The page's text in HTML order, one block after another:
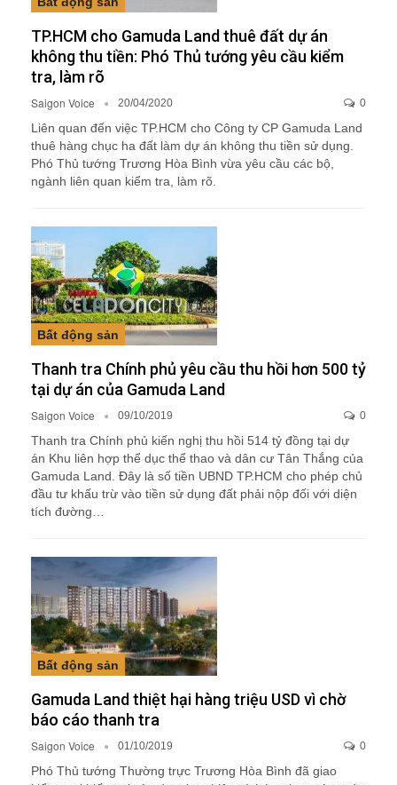
TP.HCM cho Gamuda Land thuê đất dự án
không thu tiền: Phó Thủ tướng yêu cầu kiểm
tra, làm rõ
Saigon Voice 20/04/2020 0
Liên quan đến việc TP.HCM cho Công ty CP Gamuda Land
thuê hàng chục ha đất làm dự án không thu tiền sử dụng.
Phó Thủ tướng Trương Hòa Bình vừa yêu cầu các bộ,
ngành liên quan kiểm tra, làm rõ.
Bất động sản
Thanh tra Chính phủ yêu cầu thu hồi hơn 500 tỷ
tại dự án của Gamuda Land
Saigon Voice 09/10/2019 0
Thanh tra Chính phủ kiến nghị thu hồi 514 tỷ đồng tại dự
án Khu liên hợp thể dục thể thao và dân cư Tân Thắng của
Gamuda Land. Đây là số tiền UBND TP.HCM cho phép chủ
đầu tư khấu trừ vào tiền sử dụng đất phải nộp đối với diện
tích đường…
Bất động sản
Gamuda Land thiệt hại hàng triệu USD vì chờ
báo cáo thanh tra
Saigon Voice 01/10/2019 0
Phó Thủ tướng Thường trực Trương Hòa Bình đã giao